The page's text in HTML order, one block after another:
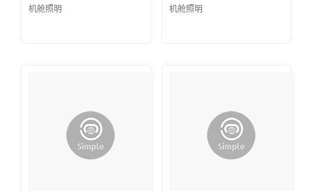
机舱照明 机舱照明